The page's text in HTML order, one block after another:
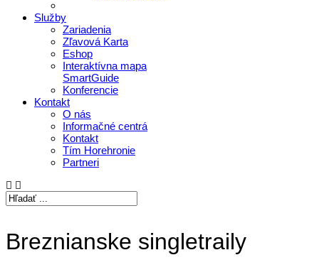
Služby
Zariadenia
Zľavová Karta
Eshop
Interaktívna mapa
SmartGuide
Konferencie
Kontakt
O nás
Informačné centrá
Kontakt
Tím Horehronie
Partneri
Breznianske singletraily